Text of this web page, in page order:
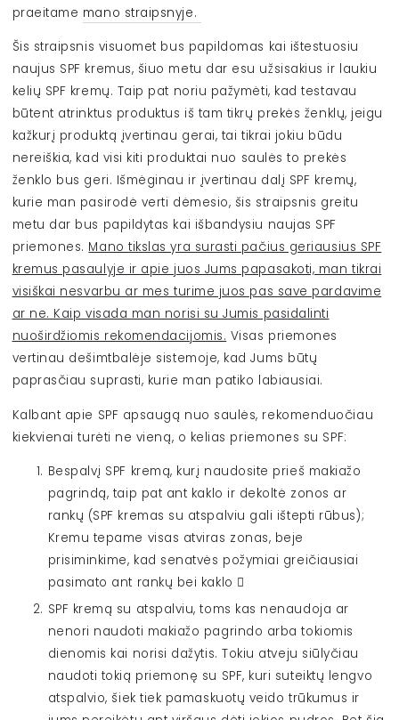
praeitame mano straipsnyje.
Šis straipsnis visuomet bus papildomas kai ištestuosiu
naujus SPF kremus, šiuo metu dar esu užsisakius ir laukiu
kelių SPF kremų. Taip pat noriu pažymėti, kad testavau
būtent atrinktus produktus iš tam tikrų prekės ženklų, jeigu
kažkurį produktą įvertinau gerai, tai tikrai jokiu būdu
nereiškia, kad visi kiti produktai nuo saulės to prekės
ženklo bus geri. Išmėginau ir įvertinau dalį SPF kremų,
kurie man pasirodė verti dėmesio, šis straipsnis greitu
metu dar bus papildytas kai išbandysiu naujas SPF
priemones. Mano tikslas yra surasti pačius geriausius SPF
kremus pasaulyje ir apie juos Jums papasakoti, man tikrai
visiškai nesvarbu ar mes turime juos pas save pardavime
ar ne. Kaip visada man norisi su Jumis pasidalinti
nuoširdžiomis rekomendacijomis. Visas priemones
vertinau dešimtbalėje sistemoje, kad Jums būtų
paprasčiau suprasti, kurie man patiko labiausiai.
Kalbant apie SPF apsaugą nuo saulės, rekomenduočiau
kiekvienai turėti ne vieną, o kelias priemones su SPF:
Bespalvį SPF kremą, kurį naudosite prieš makiažo
pagrindą, taip pat ant kaklo ir dekoltė zonos ar
rankų (SPF kremas su atspalviu gali ištepti rūbus);
Kremu tepame visas atviras zonas, beje
prisiminkime, kad senatvės požymiai greičiausiai
pasimato ant rankų bei kaklo 
SPF kremą su atspalviu, toms kas nenaudoja ar
nenori naudoti makiažo pagrindo arba tokiomis
dienomis kai norisi dažytis. Tokiu atveju siūlyčiau
naudoti tokią priemonę su SPF, kuri suteiktų lengvo
atspalvio, šiek tiek pamaskuotų veido trūkumus ir